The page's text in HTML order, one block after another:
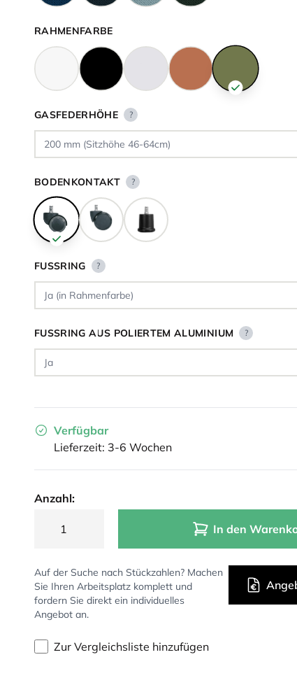
RAHMENFARBE
GASFEDERHÖHE ?
BODENKONTAKT ?
FUSSRING ?
FUSSRING AUS POLIERTEM ALUMINIUM ?
Verfügbar
Lieferzeit: 3-6 Wochen
Anzahl:
In den
Auf der Suche nach Stückzahlen? Machen
Sie Ihren Arbeitsplatz komplett und
fordern Sie direkt ein individuelles
Angebot an.
Zur Vergleichsliste hinzufügen